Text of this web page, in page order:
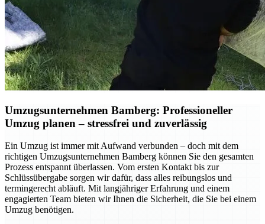
Umzugsunternehmen Bamberg: Professioneller
Umzug planen – stressfrei und zuverlässig
Ein Umzug ist immer mit Aufwand verbunden – doch mit dem
richtigen Umzugsunternehmen Bamberg können Sie den gesamten
Prozess entspannt überlassen. Vom ersten Kontakt bis zur
Schlüssübergabe sorgen wir dafür, dass alles reibungslos und
termingerecht abläuft. Mit langjähriger Erfahrung und einem
engagierten Team bieten wir Ihnen die Sicherheit, die Sie bei einem
Umzug benötigen.